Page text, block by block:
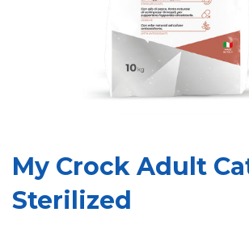
My Crock Adult
Sterilized